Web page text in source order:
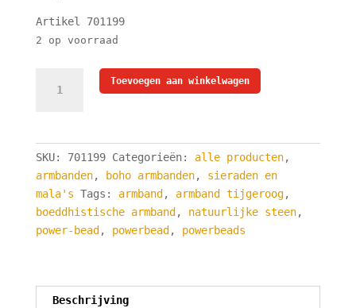
Artikel 701199
2 op voorraad
mm
-
aantal
Toevoegen aan winkelwagen
SKU: 701199 Categorieën: alle producten,
armbanden, boho armbanden, sieraden en
mala's Tags: armband , armband tijgeroog,
boeddhistische armband , natuurlijke steen,
power-bead , powerbead , powerbeads
Beschrijving